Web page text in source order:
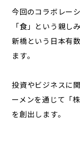
今回のコラボレー
「食」という親し
新橋という日本有
ます。
投資やビジネスに
ーメンを通じて「
を創出します。